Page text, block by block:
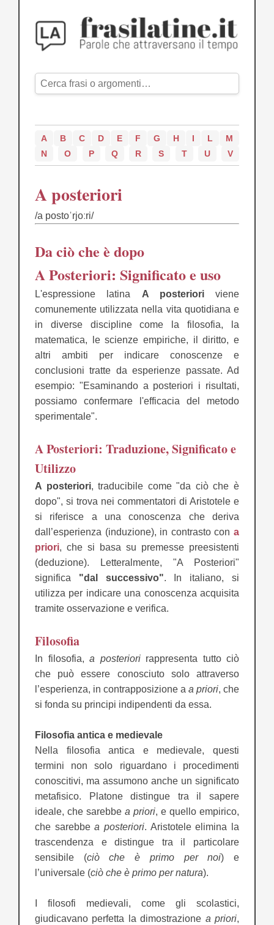
A B C D E F G H I L
M
N
O P Q R S T U V
A posteriori
/a postoˈrjoːri/
Da ciò che è dopo
A Posteriori: Significato e uso
L'espressione latina A posterioriviene
comunemente utilizzata nella vita quotidiana e
in diverse discipline come la filosofia, la
matematica, le scienze empiriche, il diritto, e
altri ambiti per indicare conoscenze e
conclusioni tratte da esperienze passate. Ad
esempio: "Esaminando a posteriori i risultati,
possiamo confermare l'efficacia del metodo
sperimentale".
A Posteriori: Traduzione, Significato e
Utilizzo
A posteriori, traducibile come "da ciò che è
dopo", si trova nei commentatori di Aristotele e
si riferisce a una conoscenza che deriva
dall’esperienza (induzione), in contrasto con a
priori, che si basa su premesse preesistenti
(deduzione). Letteralmente, "A Posteriori"
significa "dal successivo". In italiano, si
utilizza per indicare una conoscenza acquisita
tramite osservazione e verifica.
Filosofia
In filosofia, a posteriorirappresenta tutto ciò
che può essere conosciuto solo attraverso
l’esperienza, in contrapposizione a a priori, che
si fonda su principi indipendenti da essa.
Filosofia antica e medievale
Nella filosofia antica e medievale, questi
termini non solo riguardano i procedimenti
conoscitivi, ma assumono anche un significato
metafisico. Platone distingue tra il sapere
ideale, che sarebbe a priori, e quello empirico,
che sarebbea posteriori. Aristotele elimina la
trascendenza e distingue tra il particolare
sensibile (ciò che è primo per noi) e
l’universale (ciò che è primo per natura).
I filosofi medievali, come gli scolastici,
giudicavano perfetta la dimostrazione a priori,